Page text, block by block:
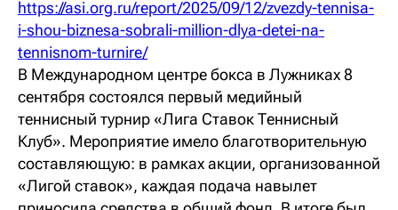
https://asi.org.ru/report/2025/09/12/zvezdy-tennisa-
i-shou-biznesa-sobrali-million-dlya-detei-na-
tennisnom-turnire/
В Международном центре бокса в Лужниках 8
сентября состоялся первый медийный
теннисный турнир «Лига Ставок Теннисный
Клуб». Мероприятие имело благотворительную
составляющую: в рамках акции, организованной
«Лигой ставок», каждая подача навылет